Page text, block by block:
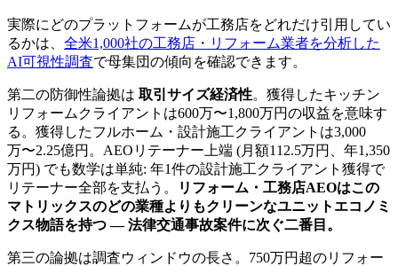
実際にどのプラットフォームが工務店をどれだけ引用してい
るかは、 全米1,000社の工務店・リフォーム業者を分析した
AI可視性調査で母集団の傾向を確認できます。
第二の防御性論拠は 取引サイズ経済性。獲得したキッチン
リフォームクライアントは600万〜1,800万円の収益を意味す
る。獲得したフルホーム・設計施工クライアントは3,000
万〜2.25億円。AEOリテーナー上端 (月額112.5万円、年1,350
万円) でも数学は単純: 年1件の設計施工クライアント獲得で
リテーナー全部を支払う。
リフォーム・工務店AEOはこの
マトリックスのどの業種よりもクリーンなユニットエコノミ
クス物語を持つ — 法律交通事故案件に次ぐ二番目。
第三の論拠は調査ウィンドウの長さ。750万円超のリフォー